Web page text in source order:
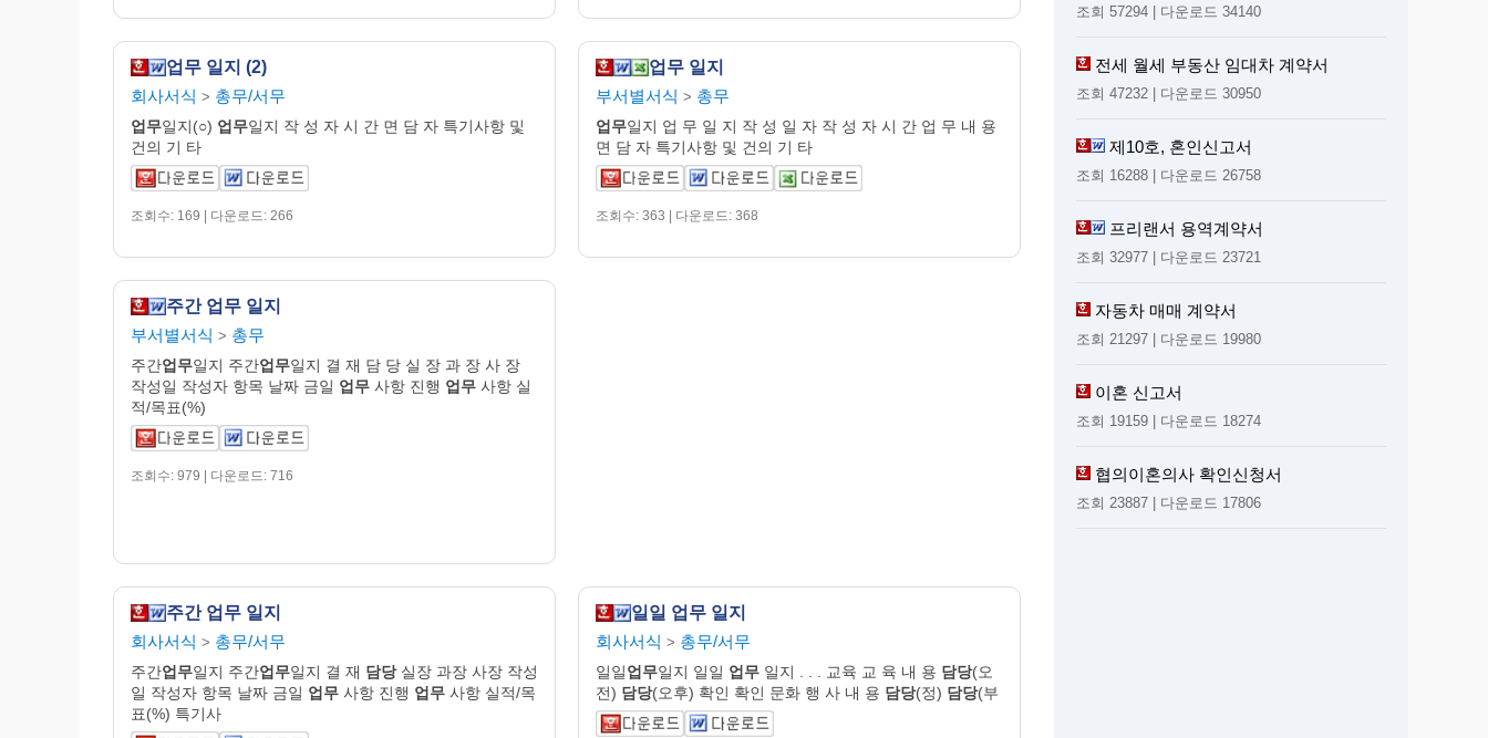
업무 일지 (2)
회사서식 > 총무/서무
업무일지(○) 업무일지 작 성 자 시 간 면 담 자 특기사항 및
건의 기 타
조회수: 169 | 다운로드: 266
업무 일지
부서별서식 > 총무
업무일지 업 무 일 지 작 성 일 자 작 성 자 시 간 업 무 내 용
면 담 자 특기사항 및 건의 기 타
조회수: 363 | 다운로드: 368
주간 업무 일지
부서별서식 > 총무
주간업무일지 주간업무일지 결 재 담 당 실 장 과 장 사 장
작성일 작성자 항목 날짜 금일 업무 사항 진행 업무 사항 실
적/목표(%)
조회수: 979 | 다운로드: 716
주간 업무 일지
회사서식 > 총무/서무
주간업무일지 주간업무일지 결 재 담당실장 과장 사장 작성
일 작성자 항목 날짜 금일 업무 사항 진행 업무 사항 실적/목
표(%) 특기사
일일 업무 일지
회사서식 > 총무/서무
일일업무일지 일일 업무 일지 . . . 교육 교 육 내 용 담당(오
전) 담당(오후) 확인 확인 문화 행 사 내 용 담당(정) 담당(부
조회 57294 | 다운로드 34140
전세 월세 부동산 임대차 계약서
조회 47232 | 다운로드 30950
제10호, 혼인신고서
조회 16288 | 다운로드 26758
프리랜서 용역계약서
조회 32977 | 다운로드 23721
자동차 매매 계약서
조회 21297 | 다운로드 19980
이혼 신고서
조회 19159 | 다운로드 18274
협의이혼의사 확인신청서
조회 23887 | 다운로드 17806